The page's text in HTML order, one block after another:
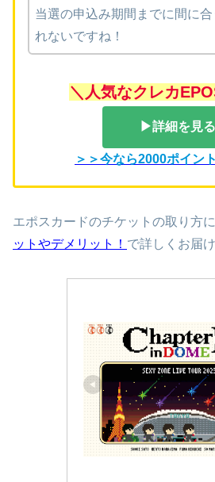
当選の申込み期間までに間に合
れないですね！
＼人気なクレカ
▶詳細を見る
＞＞今なら2000ポイン
エポスカードのチケットの取り方に
ットやデメリット！ で詳しくお届